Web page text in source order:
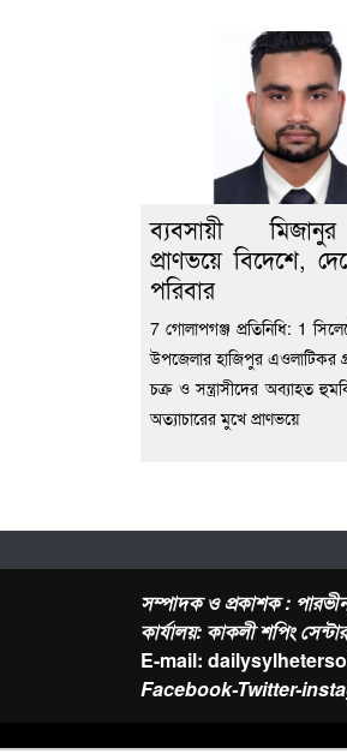
ব্যবসায়ী
প্রাণভয়ে বিদেশে,
পরিবার
7 গোলাপগঞ্জ প্রতিনিধি: 1
উপজেলার হাজিপুর এওলাটিকর
চক্র ও সন্ত্রাসীদের অব্যাহত
অত্যাচারের মুখে প্রাণভয়ে
সম্পাদক ও প্রকাশক :
কার্যালয়: কাকলী শপিং
E-mail:
Facebook-Twitter-